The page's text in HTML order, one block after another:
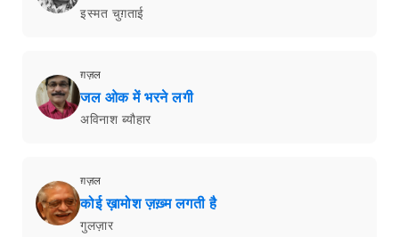
इस्मत चुग़ताई
ग़ज़ल
जल ओक में भरने लगी
अविनाश ब्यौहार
ग़ज़ल
कोई ख़ामोश ज़ख़्म लगती है
गुलज़ार